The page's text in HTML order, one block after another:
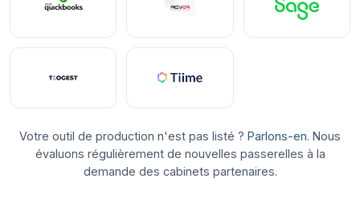
Votre outil de production n'est pas listé ? Parlons-en. Nous
évaluons régulièrement de nouvelles passerelles à la
demande des cabinets partenaires.